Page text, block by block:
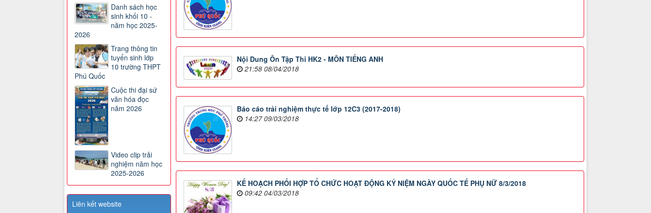
Nội Dung Ôn Tập Thi HK2 - MÔN TIẾNG ANH
21:58 08/04/2018
Báo cáo trải nghiệm thực tế lớp 12C3 (2017-2018)
14:27 09/03/2018
KẾ HOẠCH PHỐI HỢP TỔ CHỨC HOẠT ĐỘNG KỶ NIỆM NGÀY QUỐC TẾ PHỤ NỮ 8/3/2018
09:42 04/03/2018
Danh sách học
sinh khối 10 -
năm học 2025-
2026
Trang thông tin
tuyển sinh lớp
10 trường THPT
Phú Quốc
Cuộc thi đại sứ
văn hóa đọc
năm 2026
Video clip trải
nghiệm năm học
2025-2026
Liên kết website